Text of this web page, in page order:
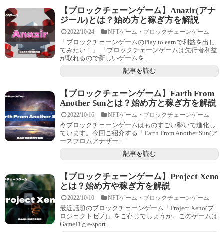
【ブロックチェーンゲーム】Anazir(アナ
ジール)とは？始め方と稼ぎ方を解説
2022/10/24 NFTゲーム・ブロックチェーンゲーム
「ブロックチェーンゲームのPlay to earnで利益を出し
てみたい！」 「ブロックチェーンゲームは先行者利益
が取れるので新しいゲームを...
記事を読む
【ブロックチェーンゲーム】Earth From
Another Sunとは？始め方と稼ぎ方を解説
2022/10/16 NFTゲーム・ブロックチェーンゲーム
今ブロックチェーンゲームはものすごい勢いで進化し
ています。今回ご紹介する「Earth From Another Sun(ア
ースフロムアナザー...
記事を読む
【ブロックチェーンゲーム】Project Xeno
とは？始め方や稼ぎ方を解説
2022/10/10 NFTゲーム・ブロックチェーンゲーム
最近話題のブロックチェーンゲーム「Project Xeno(プ
ロジェクトゼノ)」をご存じでしょうか。このゲームは
GameFiとe-sport...